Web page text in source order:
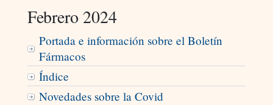
Febrero 2024
Portada e información sobre el Boletín
Fármacos
Índice
Novedades sobre la Covid